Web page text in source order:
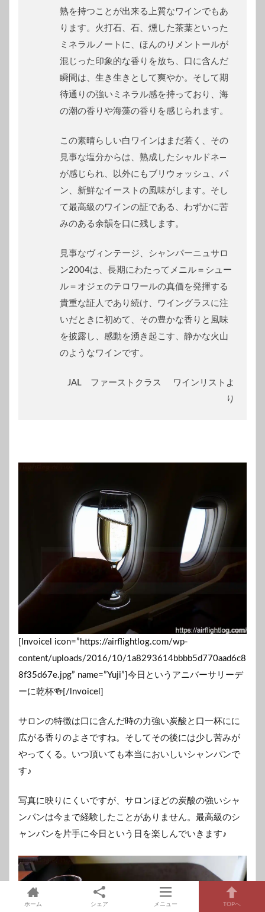
熟を持つことが出来る上質なワインでもあ
ります。火打石、石、燻した茶葉といった
ミネラルノートに、ほんのりメントールが
混じった印象的な香りを放ち、口に含んだ
瞬間は、生き生きとして爽やか。そして期
待通りの強いミネラル感を持っており、海
の潮の香りや海藻の香りを感じられます。
この素晴らしい白ワインはまだ若く、その
見事な塩分からは、熟成したシャルドネ―
が感じられ、以外にもブリウォッシュ、パ
ン、新鮮なイーストの風味がします。そし
て最高級のワインの証である、わずかに苦
みのある余韻を口に残します。
見事なヴィンテージ、シャンパーニュサロ
ン2004は、長期にわたってメニル＝シュー
ル＝オジェのテロワールの真価を発揮する
貴重な証人であり続け、ワイングラスに注
いだときに初めて、その豊かな香りと風味
を披露し、感動を湧き起こす、静かな火山
のようなワインです。
JAL ファーストクラス ワインリストよ
り
[lnvoicel icon=”https://airflightlog.com/wp-
content/uploads/2016/10/1a8293614bbbb5d770aad6c8
8f35d67e.jpg” name=”Yuji”]今日というアニバーサリーデ
ーに乾杯🍻[/lnvoicel]
サロンの特徴は口に含んだ時の力強い炭酸と口一杯にに
広がる香りのよさですね。そしてその後には少し苦みが
やってくる。いつ頂いても本当においしいシャンパンで
す♪
写真に映りにくいですが、サロンほどの炭酸の強いシャ
ンパンは今まで経験したことがありません。最高級のシ
ャンパンを片手に今日という日を楽しんでいきます♪
ホーム シェア メニュー TOPへ